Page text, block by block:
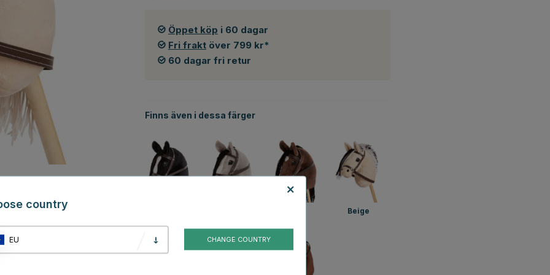
Öppet köp i 60 dagar
Fri frakt över 799 kr*
60 dagar fri retur
Finns även i dessa färger
Beige
country
EU CHANGE COUNTRY